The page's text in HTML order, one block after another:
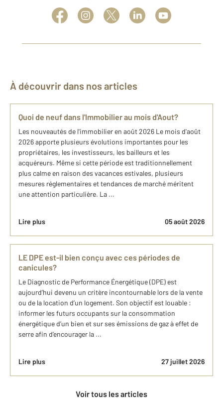
À découvrir dans nos articles
Quoi de neuf dans l'Immobilier au mois d'Aout?
Les nouveautés de l'immobilier en août 2026 Le mois d'août
2026 apporte plusieurs évolutions importantes pour les
propriétaires, les investisseurs, les bailleurs et les
acquéreurs. Même si cette période est traditionnellement
plus calme en raison des vacances estivales, plusieurs
mesures réglementaires et tendances de marché méritent
une attention particulière. La ...
Lire plus 05 août 2026
LE DPE est-il bien conçu avec ces périodes de
canicules?
Le Diagnostic de Performance Énergétique (DPE) est
aujourd’hui devenu un critère incontournable lors de la vente
ou de la location d’un logement. Son objectif est louable :
informer les futurs occupants sur la consommation
énergétique d’un bien et sur ses émissions de gaz à effet de
serre afin d’encourager la ...
Lire plus 27 juillet 2026
Voir tous les articles